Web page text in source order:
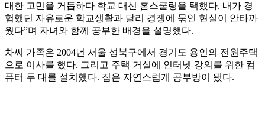
대한 고민을 거듭하다 학교 대신 홈스쿨링을 택했다. 내가 경
험했던 자유로운 학교생활과 달리 경쟁에 묶인 현실이 안타까
웠다”며 자녀와 함께 공부한 배경을 설명했다.
차씨 가족은 2004년 서울 성북구에서 경기도 용인의 전원주택
으로 이사를 했다. 그리고 주택 거실에 인터넷 강의를 위한 컴
퓨터 두 대를 설치했다. 집은 자연스럽게 공부방이 됐다.